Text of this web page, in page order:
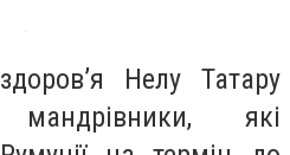
Нелу Татару
які